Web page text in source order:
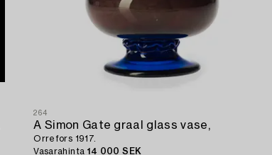
264
A Simon Gate graal glass vase,
Orrefors 1917.
Vasarahinta 14 000 SEK